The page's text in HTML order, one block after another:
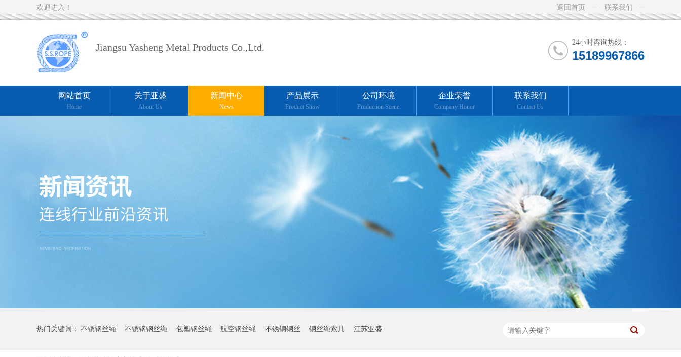
返回首页 联系我们
欢迎进入！
24小时咨询热线：
15189967866
Jiangsu Yasheng Metal Products Co.,Ltd.
网站首页
Home
关于亚盛
About Us
新闻中心
News
产品展示
Product Show
公司环境
Production Scene
企业荣誉
Company Honor
联系我们
Contact Us
热门关键词： 不锈钢丝绳 不锈钢钢丝绳 包塑钢丝绳 航空钢丝绳 不锈钢钢丝 钢丝绳索具 江苏亚盛